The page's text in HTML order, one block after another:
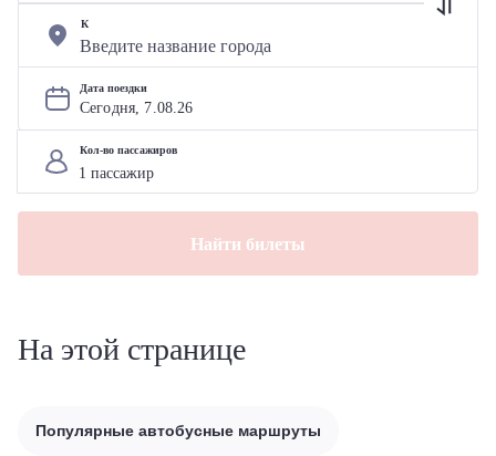
К
Дата поездки
Сегодня, 7.08.26
Кол-во пассажиров
Найти билеты
На этой странице
Популярные автобусные маршруты